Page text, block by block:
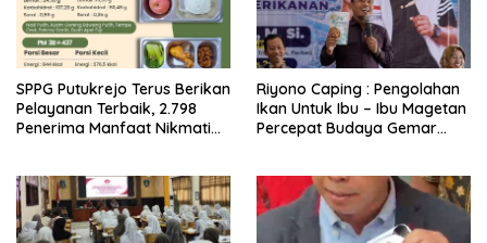
SPPG Putukrejo Terus Berikan
Pelayanan Terbaik, 2.798
Penerima Manfaat Nikmati
Riyono Caping : Pengolahan
Ikan Untuk Ibu – Ibu Magetan
Percepat Budaya Gemar